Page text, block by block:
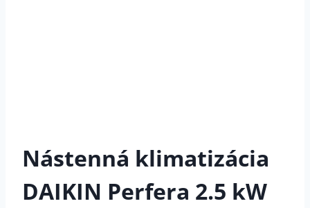
Nástenná klimatizácia
DAIKIN Perfera 2.5 kW